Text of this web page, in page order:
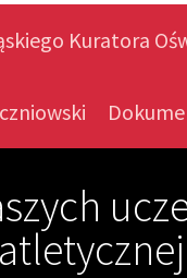
Kuratora